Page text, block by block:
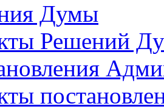
Думы
Решений